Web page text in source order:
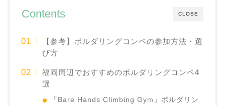
CLOSE
Contents
【参考】ボルダリングコンペの参加方法・選
び方
福岡周辺でおすすめのボルダリングコンペ4
選
「Bare Hands Climbing Gym」ボルダリン